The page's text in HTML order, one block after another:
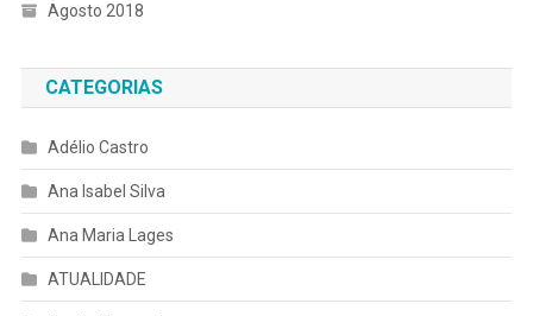
Agosto 2018
CATEGORIAS
Adélio Castro
Ana Isabel Silva
Ana Maria Lages
ATUALIDADE